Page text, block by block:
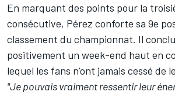
En marquant des points pour la
consécutive, Pérez conforte sa 9e
classement du championnat. Il
positivement un week-end haut en
lequel les fans n’ont jamais cessé de
"Je pouvais vraiment ressentir leur